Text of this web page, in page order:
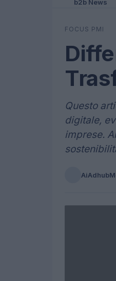
b2b News
FOCUS PMI
Questo
digitale,
imprese.